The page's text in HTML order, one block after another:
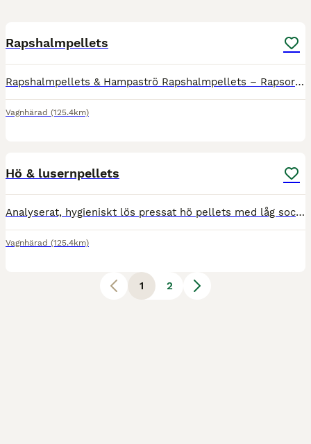
Rapshalmpellets
Rapshalmpellets & Hampaströ Rapshalmpellets – Rapsorb 20 kg säck 140,- Hel pall 50 säck á 20 kg 6,420.- Från och med idag är det känt som en av de bästa produkterna för hästströ produkterna på markna
Vagnhärad (125.4km)
Hö & lusernpellets
Analyserat, hygieniskt lös pressat hö pellets med låg sockerhalt på 6-7%. Perfekt för hästar med sämre tugg förmåga, fång eller PPID, men kan med fördel ges ihop med kraft giva eller dryga ut grovfod
Vagnhärad (125.4km)
1 2